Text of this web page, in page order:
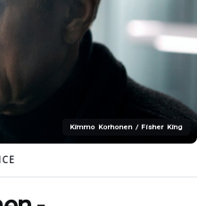
Kimmo Korhonen / Fisher King